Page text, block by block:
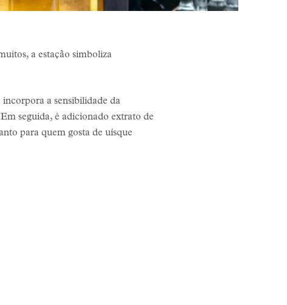
a estação simboliza
a sensibilidade da
seguida, é adicionado extrato de
para quem gosta de uísque